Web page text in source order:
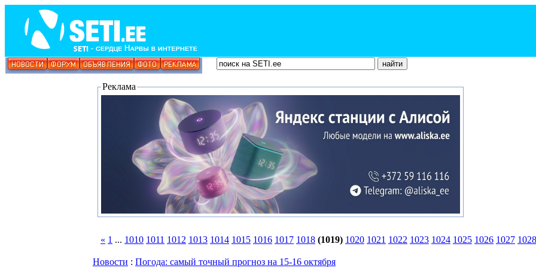
Реклама
« 1 ... 1010 1011 1012 1013 1014 1015 1016 1017 1018 (1019) 1020 1021 1022 1023 1024 1025 1026 1027 1028
Новости : Погода: самый точный прогноз на 15-16 октября